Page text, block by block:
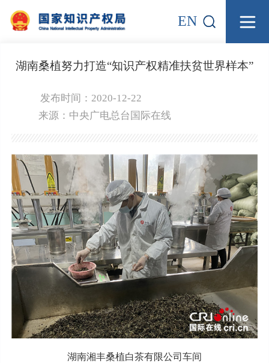
EN
湖南桑植努力打造“知识产权精准扶贫世界样本”
发布时间：2020-12-22
来源： 中央广电总台国际在线
湖南湘丰桑植白茶有限公司车间